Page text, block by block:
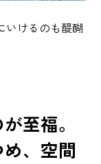
いけるのも醍醐
至福。
、空間